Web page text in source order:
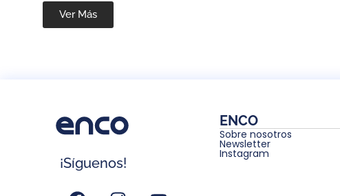
Ver Más
¡Síguenos!
ENCO
Sobre nosotros
Newsletter
Instagram